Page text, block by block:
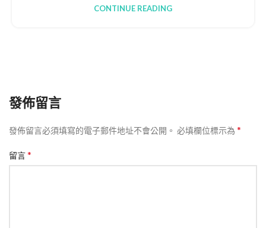
CONTINUE READING
發佈留言
發佈留言必須填寫的電子郵件地址不會公開。 必填欄位標示為 *
留言*